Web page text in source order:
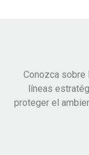
Conozca sobre
líneas
proteger el